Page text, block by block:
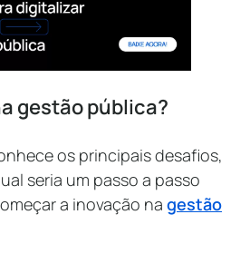
gestão pública?
os principais desafios,
seria um passo a passo
a inovação na gestão